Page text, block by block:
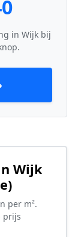
in Wijk bij
Wijk
per m².
prijs